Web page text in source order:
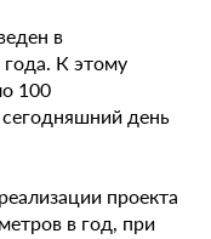
в
К этому
100
день
проекта
в год, при